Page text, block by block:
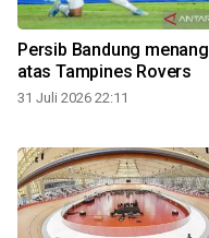
Persib Bandung menang
atas Tampines Rovers
31 Juli 2026 22:11